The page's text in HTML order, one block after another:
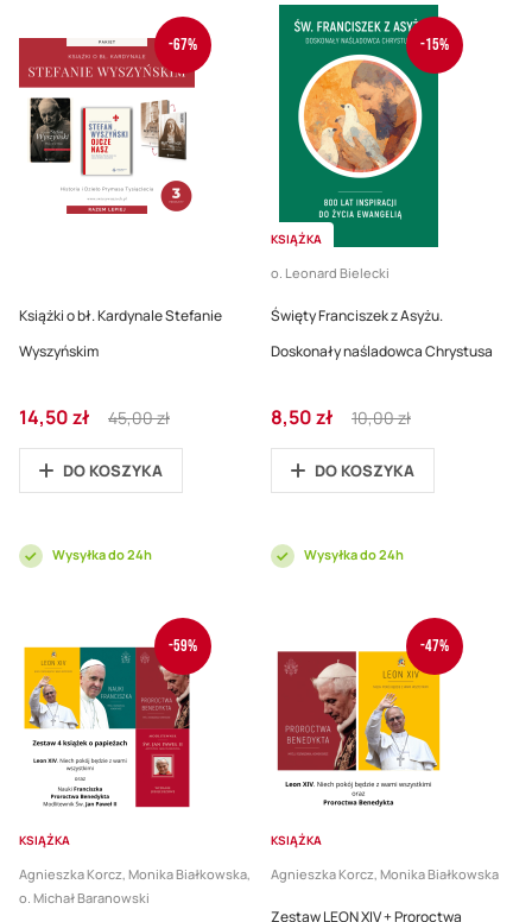
-67%
Książki o bł. Kardynale Stefanie
Wyszyńskim
Cena
promocyjna
14,50 zł
Regular
Price
45,00 zł
DO KOSZYKA
Wysyłka do 24h
-15%
KSIĄŻKA
o. Leonard Bielecki
Święty Franciszek z Asyżu.
Doskonały naśladowca Chrystusa
Cena
promocyjna
8,50 zł
Regular
Price
10,00 zł
DO KOSZYKA
Wysyłka do 24h
-59%
KSIĄŻKA
Agnieszka Korcz, Monika Białkowska,
o. Michał Baranowski
-47%
KSIĄŻKA
Agnieszka Korcz, Monika Białkowska
Zestaw LEON XIV + Proroctwa